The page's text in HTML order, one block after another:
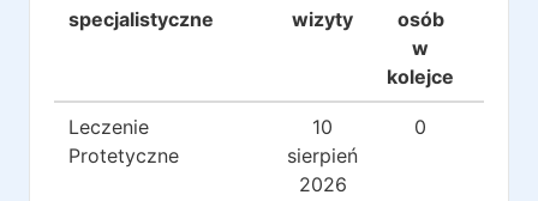
specjalistyczne
wizyty
osób
w
kolejce
Leczenie
Protetyczne
10
sierpień
2026
0